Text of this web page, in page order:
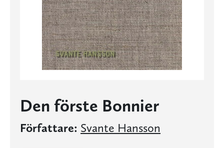
Den förste Bonnier
Författare: Svante Hansson